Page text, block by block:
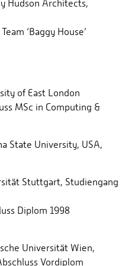
Architects,
House’
East London
Computing &
University, USA,
Studiengang
1998
Universität Wien,
Vordiplom